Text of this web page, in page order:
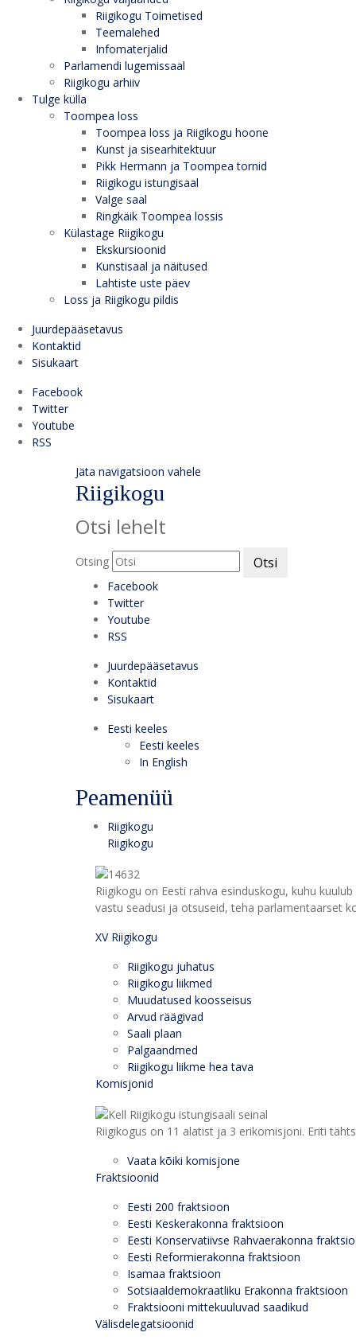
Riigikogu Toimetised
Teemalehed
Infomaterjalid
Parlamendi lugemissaal
Riigikogu arhiiv
Tulge külla
Toompea loss
Toompea loss ja Riigikogu hoone
Kunst ja sisearhitektuur
Pikk Hermann ja Toompea tornid
Riigikogu istungisaal
Valge saal
Ringkäik Toompea lossis
Külastage Riigikogu
Ekskursioonid
Kunstisaal ja näitused
Lahtiste uste päev
Loss ja Riigikogu pildis
Juurdepääsetavus
Kontaktid
Sisukaart
Facebook
Twitter
Youtube
RSS
Jäta navigatsioon vahele
Riigikogu
Otsi lehelt
Otsing Otsi
Facebook
Twitter
Youtube
RSS
Juurdepääsetavus
Kontaktid
Sisukaart
Eesti keeles
Eesti keeles
In English
Peamenüü
Riigikogu
Riigikogu
Riigikogu on Eesti rahva esinduskogu, kuhu
vastu seadusi ja otsuseid, teha parlamentaarset
XV Riigikogu
Riigikogu juhatus
Riigikogu liikmed
Muudatused koosseisus
Arvud räägivad
Saali plaan
Palgaandmed
Riigikogu liikme hea tava
Komisjonid
Riigikogus on 11 alatist ja 3 erikomisjoni. Eriti
Vaata kõiki komisjone
Fraktsioonid
Eesti 200 fraktsioon
Eesti Keskerakonna fraktsioon
Eesti Konservatiivse Rahvaerakonna
Eesti Reformierakonna fraktsioon
Isamaa fraktsioon
Sotsiaaldemokraatliku Erakonna fraktsioon
Fraktsiooni mittekuuluvad saadikud
Välisdelegatsioonid